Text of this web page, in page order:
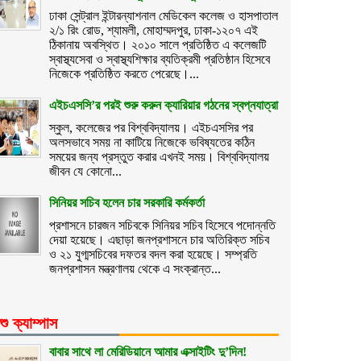
ঢাকা সেন্ট্রাল ইন্টারন্যাশনাল মেডিকেল কলেজ ও হাসপাতাল
২/১ রিং রোড, শ্যামলী, মোহাম্মদপুর, ঢাকা-১২০৭ এই
ঠিকানায় অবস্থিত। ২০১০ সালে প্রতিষ্ঠিত এ কলেজটি
স্বাস্থ্যসেবা ও স্বাস্থ্যশিক্ষার ব্যতিক্রমী প্রতিষ্ঠান হিসেবে
নিজেকে প্রতিষ্ঠিত করতে পেরেছে।...
এইচএসসি’র পরই শুরু করুন ক্যারিয়ার গঠনের স্বপ্নযাত্রা
স্কুল, কলেজের পর বিশ্ববিদ্যালয়। এইচএসসির পর
অলসভাবে সময় না কাটিয়ে নিজেকে ভবিষ্যতের কঠিন
সময়ের জন্য প্রস্তুত করার এখনই সময়। বিশ্ববিদ্যালয়
জীবন যে কোনো...
সিনিয়র সচিব হলেন চার সরকারি কর্মকর্তা
প্রশাসনে চারজন সচিবকে সিনিয়র সচিব হিসেবে পদোন্নতি
দেয়া হয়েছে। এছাড়া জনপ্রশাসনে চার অতিরিক্ত সচিব
ও ২১ যুগ্মসচিবের দফতর বদল করা হয়েছে। সম্প্রতি
জনপ্রশাসন মন্ত্রণালয় থেকে এ সংক্রান্ত...
ক্যাম্পাস
বাবার সাথে লা মেরিডিয়ানে আমার এক্সাইটিং দু’দিন!